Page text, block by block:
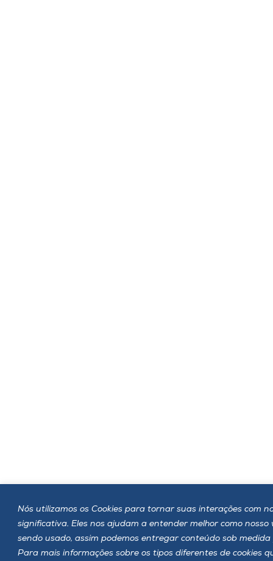
Nós utilizamos os Cookies para tornar suas interações com
significativa. Eles nos ajudam a entender melhor como nosso
sendo usado, assim podemos entregar conteúdo sob medida
Para mais informações sobre os tipos diferentes de cookies